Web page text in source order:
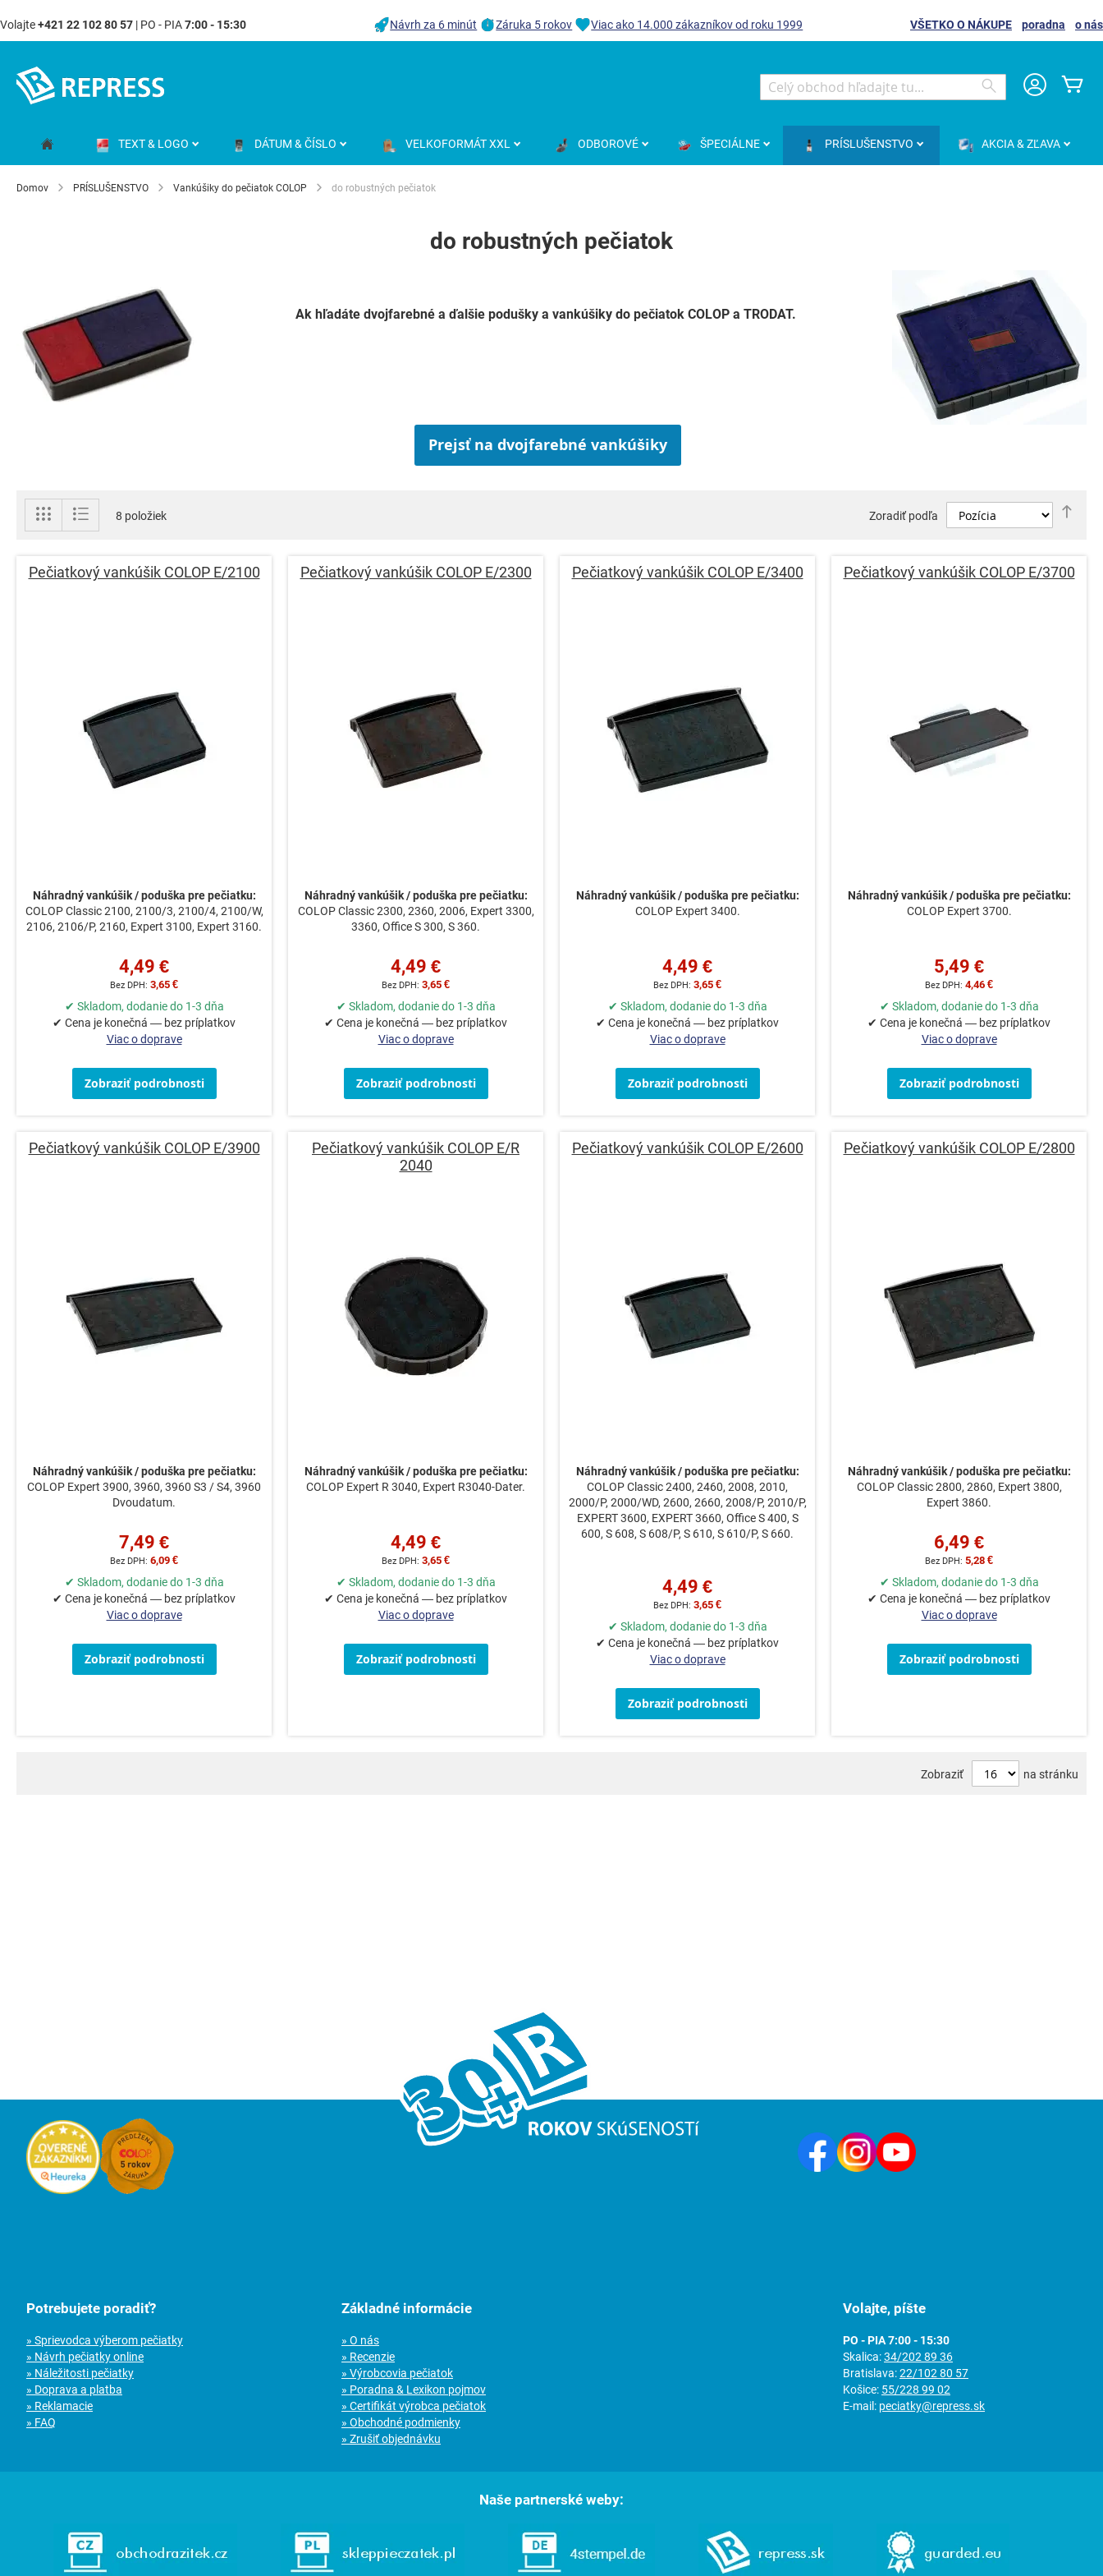
Volajte+421 22 102 80 57 | PO - PIA7:00 - 15:30 Návrh za 6 minút Záruka 5 rokov Viac ako 14.000 zákazníkov od roku 1999 VŠETKO O NÁKUPE poradna
o nás
Content
Search
TEXT & LOGO DÁTUM & ČÍSLO VELKOFORMÁT XXL ODBOROVÉ ŠPECIÁLNE PRÍSLUŠENSTVO AKCIA & ZĽAVA
Domov PRÍSLUŠENSTVO Vankúšiky do pečiatok COLOP do robustných pečiatok
do robustných pečiatok
Ak hľadáte dvojfarebné a ďalšie podušky a vankúšiky do pečiatok COLOP a TRODAT.
Prejsť na dvojfarebné vankúšiky
Zobraziť
ako
Mriežka Zoznam
8 položiek Zoradiť podľa
Pečiatkový vankúšik COLOP E/2100
Náhradný vankúšik / poduška pre pečiatku:
COLOP Classic 2100, 2100/3, 2100/4, 2100/W,
2106, 2106/P, 2160, Expert 3100, Expert 3160.
4,49 €
3,65 €
✔ Skladom, dodanie do 1-3 dňa
✔ Cena je konečná — bez príplatkov
Viac o doprave
Zobraziť podrobnosti
Pečiatkový vankúšik COLOP E/2300
Náhradný vankúšik / poduška pre pečiatku:
COLOP Classic 2300, 2360, 2006, Expert 3300,
3360, Office S 300, S 360.
4,49 €
3,65 €
✔ Skladom, dodanie do 1-3 dňa
✔ Cena je konečná — bez príplatkov
Viac o doprave
Zobraziť podrobnosti
Pečiatkový vankúšik COLOP E/3400
Náhradný vankúšik / poduška pre pečiatku:
COLOP Expert 3400.
4,49 €
3,65 €
✔ Skladom, dodanie do 1-3 dňa
✔ Cena je konečná — bez príplatkov
Viac o doprave
Zobraziť podrobnosti
Pečiatkový vankúšik COLOP E/3700
Náhradný vankúšik / poduška pre pečiatku:
COLOP Expert 3700.
5,49 €
4,46 €
✔ Skladom, dodanie do 1-3 dňa
✔ Cena je konečná — bez príplatkov
Viac o doprave
Zobraziť podrobnosti
Pečiatkový vankúšik COLOP E/3900
Náhradný vankúšik / poduška pre pečiatku:
COLOP Expert 3900, 3960, 3960 S3 / S4, 3960
Dvoudatum.
7,49 €
6,09 €
✔ Skladom, dodanie do 1-3 dňa
✔ Cena je konečná — bez príplatkov
Viac o doprave
Zobraziť podrobnosti
Pečiatkový vankúšik COLOP E/R
2040
Náhradný vankúšik / poduška pre pečiatku:
COLOP Expert R 3040, Expert R3040-Dater.
4,49 €
3,65 €
✔ Skladom, dodanie do 1-3 dňa
✔ Cena je konečná — bez príplatkov
Viac o doprave
Zobraziť podrobnosti
Pečiatkový vankúšik COLOP E/2600
Náhradný vankúšik / poduška pre pečiatku:
COLOP Classic 2400, 2460, 2008, 2010,
2000/P, 2000/WD, 2600, 2660, 2008/P, 2010/P,
EXPERT 3600, EXPERT 3660, Office S 400, S
600, S 608, S 608/P, S 610, S 610/P, S 660.
4,49 €
3,65 €
✔ Skladom, dodanie do 1-3 dňa
✔ Cena je konečná — bez príplatkov
Viac o doprave
Zobraziť podrobnosti
Pečiatkový vankúšik COLOP E/2800
Náhradný vankúšik / poduška pre pečiatku:
COLOP Classic 2800, 2860, Expert 3800,
Expert 3860.
6,49 €
5,28 €
✔ Skladom, dodanie do 1-3 dňa
✔ Cena je konečná — bez príplatkov
Viac o doprave
Zobraziť podrobnosti
Zobraziť na stránku
Potrebujete poradiť?
» Sprievodca výberom pečiatky
» Návrh pečiatky online
» Náležitosti pečiatky
» Doprava a platba
» Reklamacie
» FAQ
Základné informácie
» O nás
» Recenzie
» Výrobcovia pečiatok
» Poradna & Lexikon pojmov
» Certifikát výrobca pečiatok
» Obchodné podmienky
» Zrušiť objednávku
Volajte, píšte
PO - PIA 7:00 - 15:30
Skalica:34/202 89 36
Bratislava:22/102 80 57
Košice: 55/228 99 02
E-mail: peciatky@repress.sk
Naše partnerské weby: